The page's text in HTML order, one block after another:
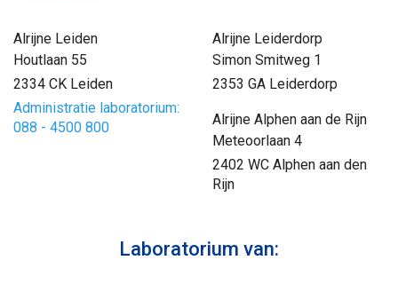
Alrijne Leiden
Houtlaan 55
2334 CK Leiden
Administratie laboratorium:
088 - 4500 800
Alrijne Leiderdorp
Simon Smitweg 1
2353 GA Leiderdorp
Alrijne Alphen aan de Rijn
Meteoorlaan 4
2402 WC Alphen aan den
Rijn
Laboratorium van: